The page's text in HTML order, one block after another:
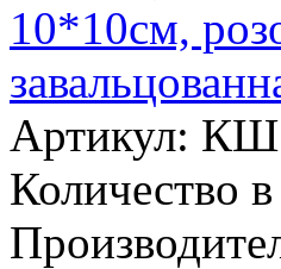
Артикул:
Количество